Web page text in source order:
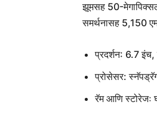
झूमसह 50-
समर्थनासह 5,150
प्रदर्शन: 6.7
प्रोसेसर:
रॅम आणि स्टोरेजः